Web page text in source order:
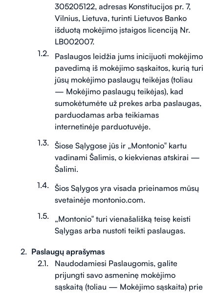
305205122, adresas Konstitucijos pr. 7,
Vilnius, Lietuva, turinti Lietuvos Banko
išduotą mokėjimo įstaigos licenciją Nr.
LB002007.
Paslaugos leidžia jums inicijuoti mokėjimo
pavedimą iš mokėjimo sąskaitos, kurią turi
jūsų mokėjimo paslaugų teikėjas (toliau
— Mokėjimo paslaugų teikėjas), kad
sumokėtumėte už prekes arba paslaugas,
parduodamas arba teikiamas
internetinėje parduotuvėje.
Šiose Sąlygose jūs ir „Montonio‟ kartu
vadinami Šalimis, o kiekvienas atskirai —
Šalimi.
Šios Sąlygos yra visada prieinamos mūsų
svetainėje montonio.com.
„Montonio‟ turi vienašališką teisę keisti
Sąlygas arba nustoti teikti paslaugas.
Paslaugų aprašymas
Naudodamiesi Paslaugomis, galite
prijungti savo asmeninę mokėjimo
sąskaitą (toliau — Mokėjimo sąskaita) prie